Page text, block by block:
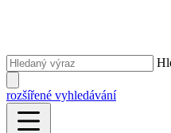
rozšířené vyhledávání